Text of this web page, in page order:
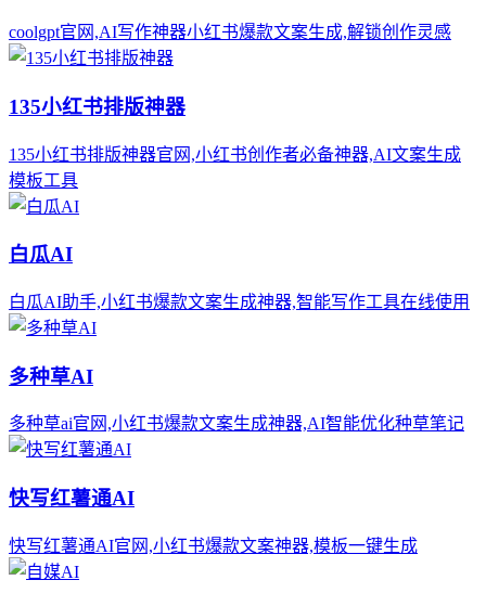
coolgpt官网,AI写作神器小红书爆款文案生成,解锁创作灵感
135小红书排版神器
135小红书排版神器官网,小红书创作者必备神器,AI文案生成
模板工具
白瓜AI
白瓜AI助手,小红书爆款文案生成神器,智能写作工具在线使用
多种草AI
多种草ai官网,小红书爆款文案生成神器,AI智能优化种草笔记
快写红薯通AI
快写红薯通AI官网,小红书爆款文案神器,模板一键生成